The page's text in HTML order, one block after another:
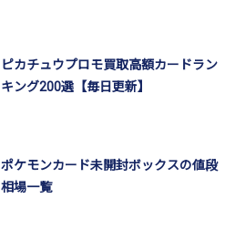
ピカチュウプロモ買取高額カードラン
キング200選【毎日更新】
ポケモンカード未開封ボックスの値段
相場一覧